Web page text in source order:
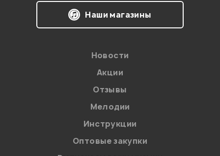
согласиена обработку персональных данных в
соответствии сПолитикой в отношении обработки
персональных данных.
Наши магазины
Новости
Акции
Отзывы
Мелодии
Инструкции
Оптовые закупки